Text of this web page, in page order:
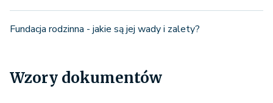
Fundacja rodzinna - jakie są jej wady i zalety?
Wzory dokumentów